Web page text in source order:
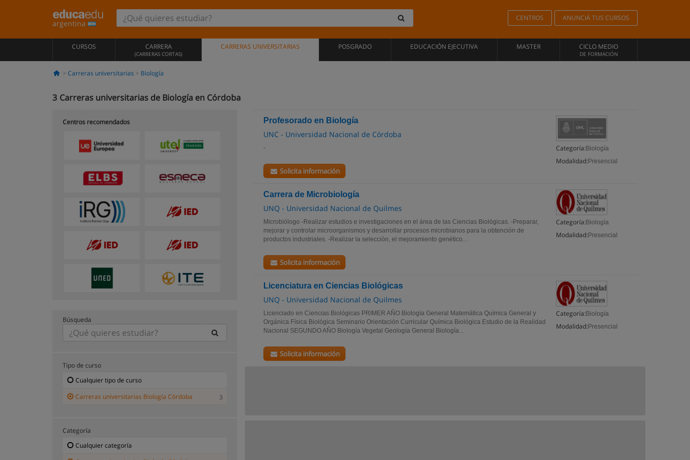
argentina
CENTROS ANUNCIÁ TUS CURSOS
CURSOS CARRERA
(CARRERAS CORTAS)
CARRERAS UNIVERSITARIAS POSGRADO EDUCACIÓN EJECUTIVA MASTER CICLO MEDIO
DE FORMACIÓN
Carreras universitarias Biología
3 Carreras universitarias de Biología en Córdoba
Profesorado en Biología
UNC - Universidad Nacional de Córdoba
Categoría: Biología
Modalidad: Presencial
-
Solicita información
Carrera de Microbiología
UNQ - Universidad Nacional de Quilmes
Categoría: Biología
Modalidad: Presencial
Microbiólogo -Realizar estudios e investigaciones en el área de las Ciencias Biológicas. -Preparar,
mejorar y controlar microorganismos y desarrollar procesos microbianos para la obtención de
productos industriales. -Realizar la selección, el mejoramiento genético...
Solicita información
Licenciatura en Ciencias Biológicas
UNQ - Universidad Nacional de Quilmes
Categoría: Biología
Modalidad: Presencial
Licenciado en Ciencias Biológicas PRIMER AÑO Biología General Matemática Química General y
Orgánica Física Biológica Seminario Orientación Curricular Química Biológica Estudio de la Realidad
Nacional SEGUNDO AÑO Biología Vegetal Geología General Biología...
Solicita información
Centros recomendados
Búsqueda
Tipo de curso
Cualquier tipo de curso
Carreras universitarias Biología Córdoba
3
Categoría
Cualquier categoría